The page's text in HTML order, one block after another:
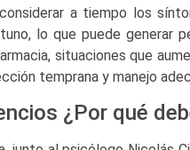
a tiempo los
lo que puede generar
situaciones que
temprana y manejo
¿Por qué